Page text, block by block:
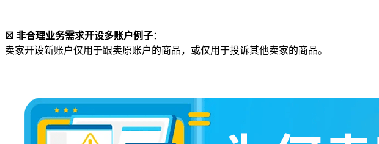
☒ 非合理业务需求开设多账户例子：
卖家开设新账户仅用于跟卖原账户的商品，或仅用于投诉其他卖家的商品。